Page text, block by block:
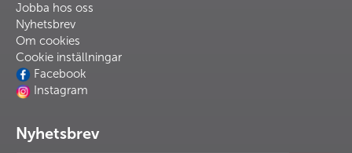
Jobba hos oss
Nyhetsbrev
Om cookies
Cookie inställningar
Facebook
Instagram
Nyhetsbrev